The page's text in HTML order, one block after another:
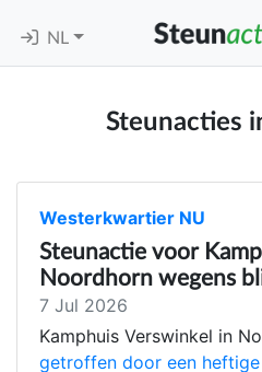
NL
Steunacties
Westerkwartier NU
Steunactie voor
Noordhorn wegens
7 Jul 2026
Kamphuis Verswinkel in
getroffen door een